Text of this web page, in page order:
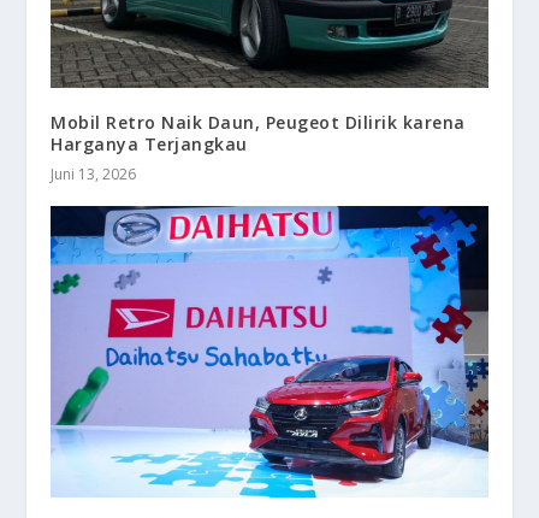
Mobil Retro Naik Daun, Peugeot Dilirik karena
Harganya Terjangkau
Juni 13, 2026